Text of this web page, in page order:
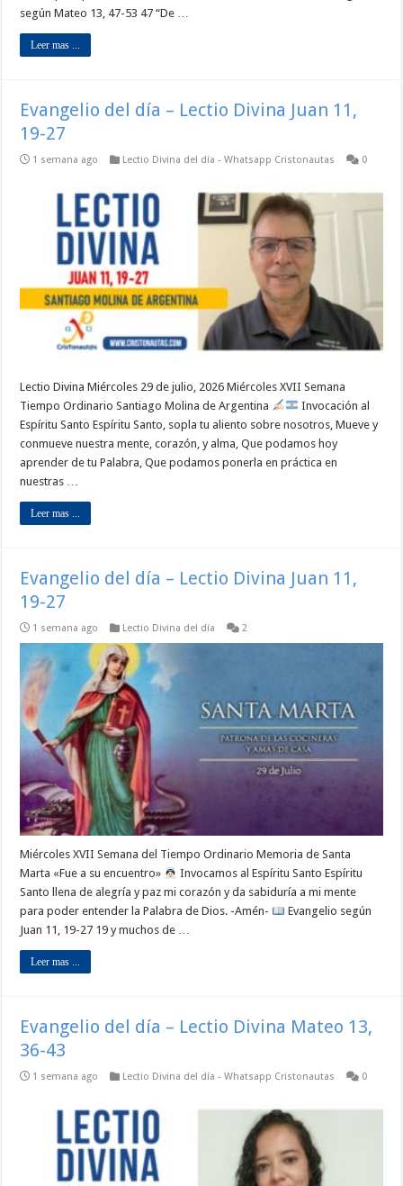
según Mateo 13, 47-53 47 “De …
Leer mas ...
Evangelio del día – Lectio Divina Juan 11,
19-27
1 semana ago Lectio Divina del día - Whatsapp Cristonautas 0
Lectio Divina Miércoles 29 de julio, 2026 Miércoles XVII Semana
Tiempo Ordinario Santiago Molina de Argentina
Invocación al
Espíritu Santo Espíritu Santo, sopla tu aliento sobre nosotros, Mueve y
conmueve nuestra mente, corazón, y alma, Que podamos hoy
aprender de tu Palabra, Que podamos ponerla en práctica en
nuestras …
Leer mas ...
Evangelio del día – Lectio Divina Juan 11,
19-27
1 semana ago Lectio Divina del día 2
Miércoles XVII Semana del Tiempo Ordinario Memoria de Santa
Marta «Fue a su encuentro»
Invocamos al Espíritu Santo Espíritu
Santo llena de alegría y paz mi corazón y da sabiduría a mi mente
para poder entender la Palabra de Dios. -Amén-
Evangelio según
Juan 11, 19-27 19 y muchos de …
Leer mas ...
Evangelio del día – Lectio Divina Mateo 13,
36-43
1 semana ago Lectio Divina del día - Whatsapp Cristonautas 0